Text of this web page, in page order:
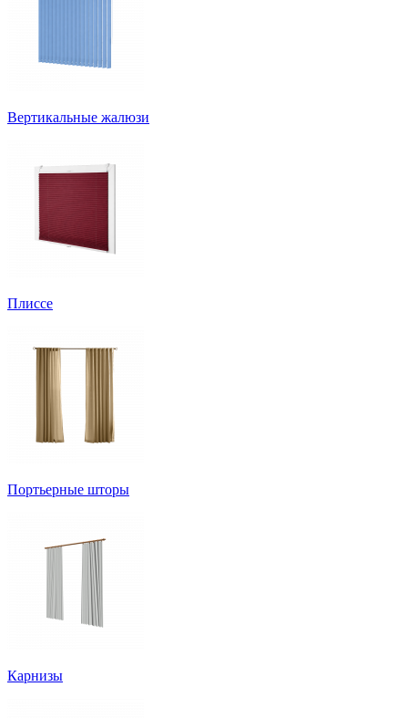
Вертикальные жалюзи
Плиссе
Портьерные шторы
Карнизы